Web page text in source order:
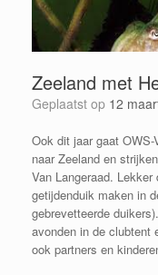
Zeeland met
Geplaatst op 12
Ook dit jaar gaat
naar Zeeland en
Van Langeraad.
getijdenduik maken in
gebrevetteerde
avonden in de clubtent
ook partners en